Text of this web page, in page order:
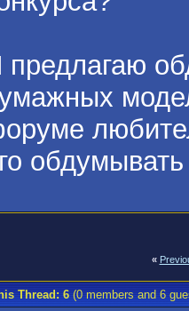
предлагаю
«
Thread: 6(0 members and 6